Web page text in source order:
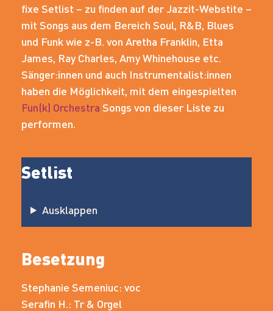
fixe Setlist – zu finden auf der Jazzit-Webstite –
mit Songs aus dem Bereich Soul, R&B, Blues
und Funk wie z-B. von Aretha Franklin, Etta
James, Ray Charles, Amy Whinehouse etc.
Sänger:innen und auch Instrumentalist:innen
haben die Möglichkeit, mit dem eingespielten
Fun(k) Orchestra Songs von dieser Liste zu
performen.
Setlist
Ausklappen
Besetzung
Stephanie Semeniuc: voc
Serafin H.: Tr & Orgel